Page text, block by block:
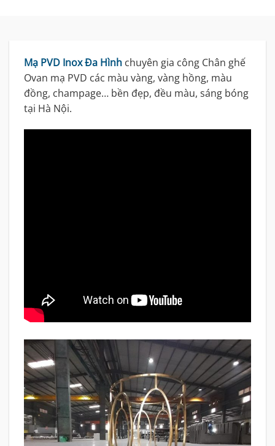
Mạ PVD Inox Đa Hình chuyên gia công Chân ghế
Ovan mạ PVD các màu vàng, vàng hồng, màu
đồng, champage… bền đẹp, đều màu, sáng bóng
tại Hà Nội.